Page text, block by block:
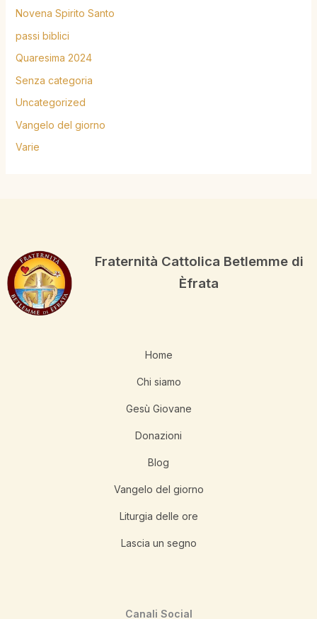
Novena Spirito Santo
passi biblici
Quaresima 2024
Senza categoria
Uncategorized
Vangelo del giorno
Varie
Fraternità Cattolica Betlemme di
Èfrata
Home
Chi siamo
Gesù Giovane
Donazioni
Blog
Vangelo del giorno
Liturgia delle ore
Lascia un segno
Canali Social